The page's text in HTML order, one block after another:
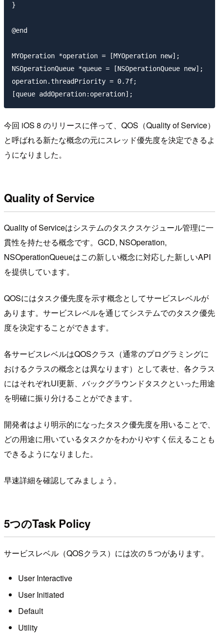
}
@end
MYOperation *operation = [MYOperation new];
NSOperationQueue *queue = [NSOperationQueue new];
operation.threadPriority = 0.7f;
今回 iOS 8 のリリースに伴って、QOS（Quality of Service）
と呼ばれる新たな概念の元にスレッド優先度を決定できるよ
うになりました。
Quality of Service
Quality of Serviceはシステムのタスクスケジュール管理に一
貫性を持たせる概念です。GCD, NSOperation,
NSOperationQueueはこの新しい概念に対応した新しいAPI
を提供しています。
QOSにはタスク優先度を示す概念としてサービスレベルが
あります。サービスレベルを通じてシステムでのタスク優先
度を決定することができます。
各サービスレベルはQOSクラス（通常のプログラミングに
おけるクラスの概念とは異なります）として表せ、各クラス
にはそれぞれUI更新、バックグラウンドタスクといった用途
を明確に振り分けることができます。
開発者はより明示的になったタスク優先度を用いることで、
どの用途に用いているタスクかをわかりやすく伝えることも
できるようになりました。
早速詳細を確認してみましょう。
5つのTask Policy
サービスレベル（QOSクラス）には次の５つがあります。
User Interactive
User Initiated
Default
Utility